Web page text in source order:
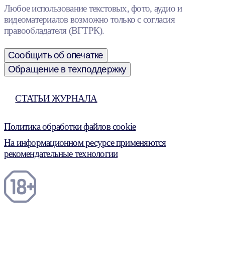
Любое использование текстовых, фото, аудио и
видеоматериалов возможно только с согласия
правообладателя (ВГТРК).
Сообщить об опечатке
Обращение в техподдержку
СТАТЬИ ЖУРНАЛА
Политика обработки файлов cookie
На информационном ресурсе применяются
рекомендательные технологии